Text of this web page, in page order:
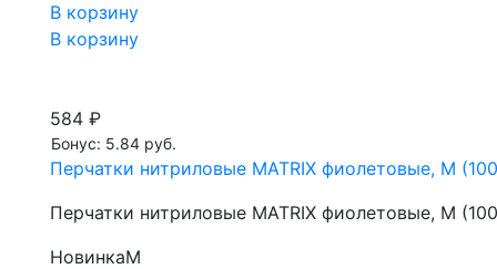
В корзину
В корзину
584 ₽
Бонус: 5.84 руб.
Перчатки нитриловые MATRIX фиолетовые, M
Перчатки нитриловые MATRIX фиолетовые, M
НовинкаM